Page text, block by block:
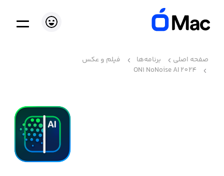
صفحه اصلی برنامه‌ها
فیلم و عکس
ON1 NoNoise AI 2024